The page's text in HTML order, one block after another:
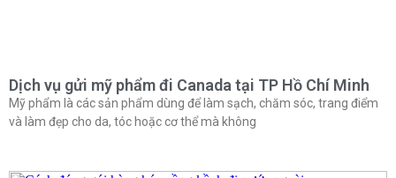
Dịch vụ gửi mỹ phẩm đi Canada tại TP Hồ Chí Minh
Mỹ phẩm là các sản phẩm dùng để làm sạch, chăm sóc, trang điểm
và làm đẹp cho da, tóc hoặc cơ thể mà không